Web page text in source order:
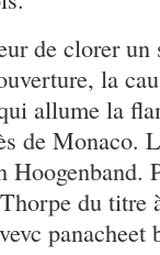
de clorer un
la
allume la
de Monaco.
du titre
panacheet